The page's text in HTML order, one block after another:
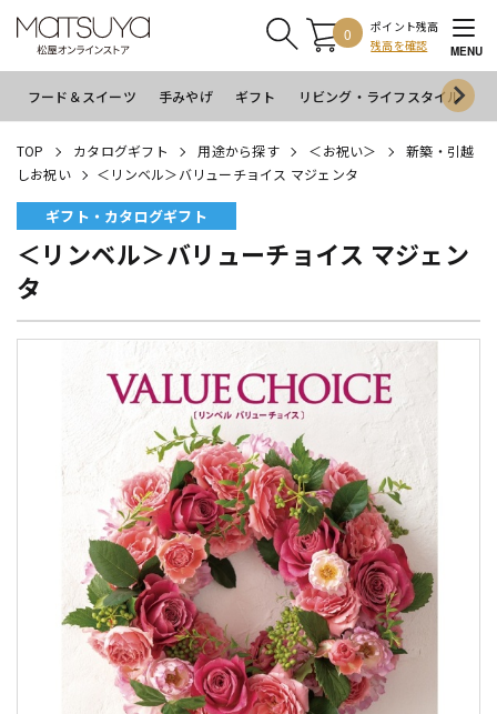
0
ポイント残高
残高を確認
MENU
フード＆スイーツ 手みやげ ギフト リビング・ライフスタイル
TOP カタログギフト 用途から探す ＜お祝い＞
新築・引越
しお祝い
＜リンベル＞バリューチョイス マジェンタ
ギフト・カタログギフト
＜リンベル＞バリューチョイス マジェン
タ